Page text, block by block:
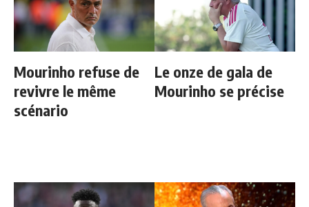
Mourinho refuse de
revivre le même
scénario
Le onze de gala de
Mourinho se précise